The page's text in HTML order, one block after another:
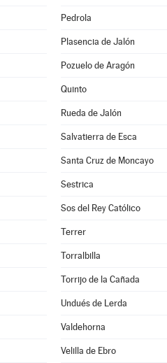
Pedrola
Plasencia de Jalón
Pozuelo de Aragón
Quinto
Rueda de Jalón
Salvatierra de Esca
Santa Cruz de Moncayo
Sestrica
Sos del Rey Católico
Terrer
Torralbilla
Torrijo de la Cañada
Undués de Lerda
Valdehorna
Velilla de Ebro